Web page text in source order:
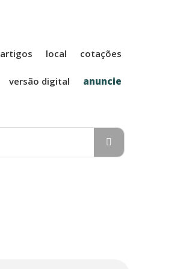
artigos local cotações
versão digital anuncie